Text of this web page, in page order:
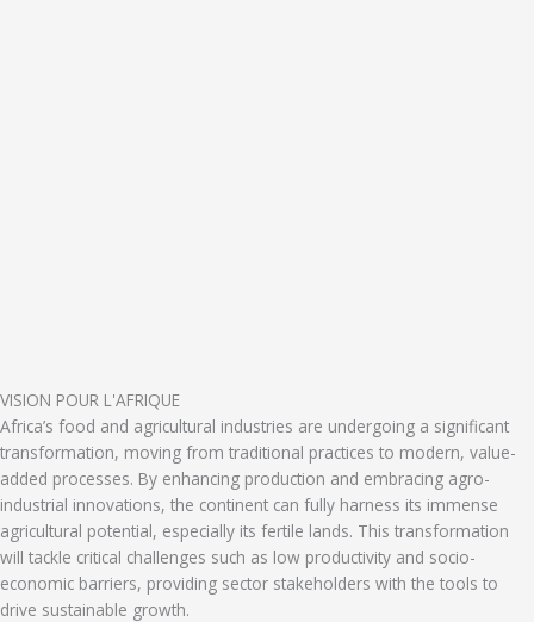
VISION POUR L'AFRIQUE
Africa’s food and agricultural industries are undergoing a significant
transformation, moving from traditional practices to modern, value-
added processes. By enhancing production and embracing agro-
industrial innovations, the continent can fully harness its immense
agricultural potential, especially its fertile lands. This transformation
will tackle critical challenges such as low productivity and socio-
economic barriers, providing sector stakeholders with the tools to
drive sustainable growth.